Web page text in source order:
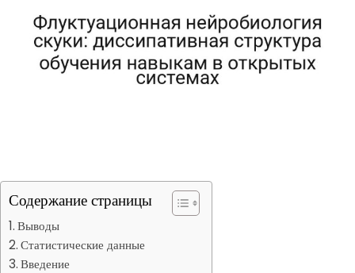
Содержание страницы
Выводы
Статистические данные
Введение